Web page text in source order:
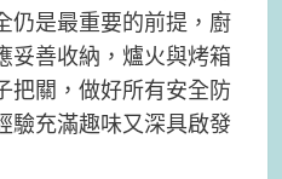
仍是最重要的前提，廚
妥善收納，爐火與烤箱
把關，做好所有安全防
驗充滿趣味又深具啟發